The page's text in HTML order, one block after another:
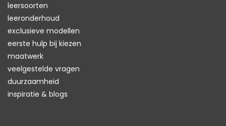
leersoorten
leeronderhoud
exclusieve modellen
eerste hulp bij kiezen
maatwerk
veelgestelde vragen
duurzaamheid
inspiratie & blogs